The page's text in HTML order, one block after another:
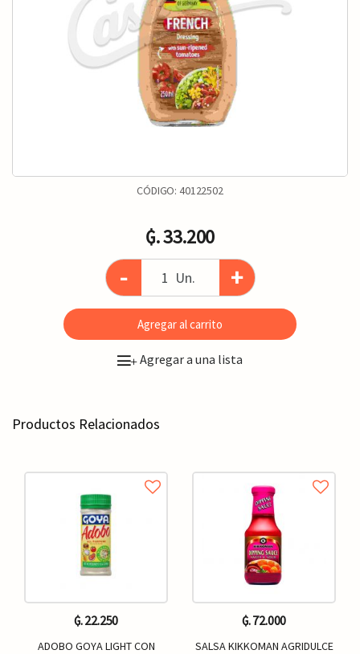
CÓDIGO: 40122502
₲. 33.200
- Un. +
Agregar al carrito
+Agregar a una lista
Productos Relacionados
₲. 22.250
ADOBO GOYA LIGHT CON
₲. 72.000
SALSA KIKKOMAN AGRIDULCE